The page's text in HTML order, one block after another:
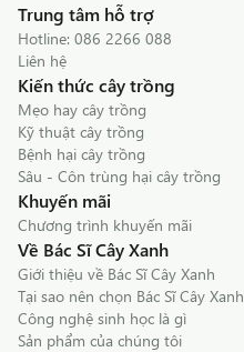
Trung tâm hỗ trợ
Hotline: 086 2266 088
Liên hệ
Kiến thức cây trồng
Mẹo hay cây trồng
Kỹ thuật cây trồng
Bệnh hại cây trồng
Sâu - Côn trùng hại cây trồng
Khuyến mãi
Chương trình khuyến mãi
Về Bác Sĩ Cây Xanh
Giới thiệu về Bác Sĩ Cây Xanh
Tại sao nên chọn Bác Sĩ Cây Xanh
Công nghệ sinh học là gì
Sản phẩm của chúng tôi